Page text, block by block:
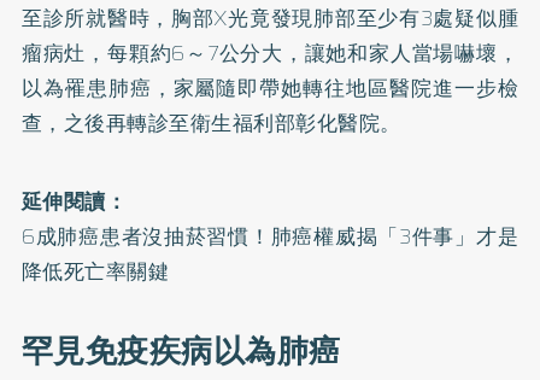
至診所就醫時，胸部X光竟發現肺部至少有3處疑似腫
瘤病灶，每顆約6～7公分大，讓她和家人當場嚇壞，
以為罹患肺癌 ，家屬隨即帶她轉往地區醫院進一步檢
查，之後再轉診至衛生福利部彰化醫院。
延伸閱讀：
6成肺癌患者沒抽菸習慣！肺癌權威揭「3件事」才是
降低死亡率關鍵
罕見免疫疾病以為肺癌